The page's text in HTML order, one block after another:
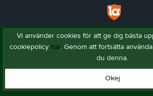
Vi använder cookies för att ge dig bästa
cookiepolicy här. Genom att fortsätta
du denna.
Okej